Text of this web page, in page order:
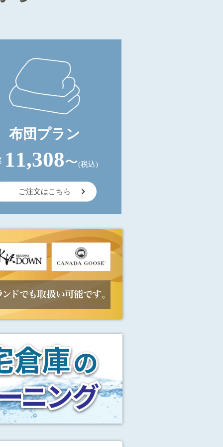
布団プラン
11,308〜(税込)
ご注文はこちら